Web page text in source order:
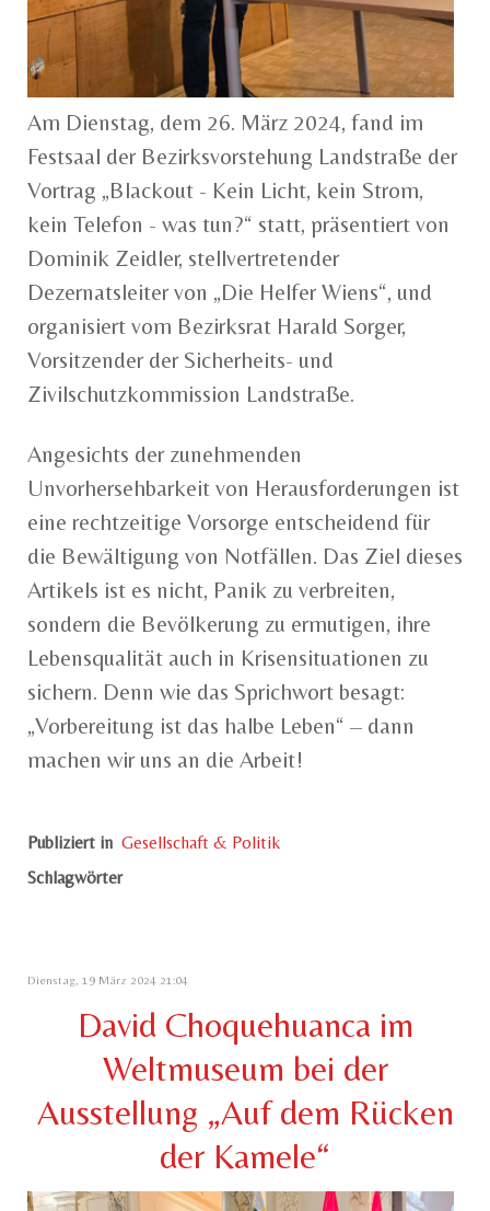
Am Dienstag, dem 26. März 2024, fand im
Festsaal der Bezirksvorstehung Landstraße der
Vortrag „Blackout - Kein Licht, kein Strom,
kein Telefon - was tun?“ statt, präsentiert von
Dominik Zeidler, stellvertretender
Dezernatsleiter von „Die Helfer Wiens“, und
organisiert vom Bezirksrat Harald Sorger,
Vorsitzender der Sicherheits- und
Zivilschutzkommission Landstraße.
Angesichts der zunehmenden
Unvorhersehbarkeit von Herausforderungen ist
eine rechtzeitige Vorsorge entscheidend für
die Bewältigung von Notfällen. Das Ziel dieses
Artikels ist es nicht, Panik zu verbreiten,
sondern die Bevölkerung zu ermutigen, ihre
Lebensqualität auch in Krisensituationen zu
sichern. Denn wie das Sprichwort besagt:
„Vorbereitung ist das halbe Leben“ – dann
machen wir uns an die Arbeit!
Publiziert in Gesellschaft & Politik
Schlagwörter
Dienstag, 19 März 2024 21:04
David Choquehuanca im
Weltmuseum bei der
Ausstellung „Auf dem Rücken
der Kamele“